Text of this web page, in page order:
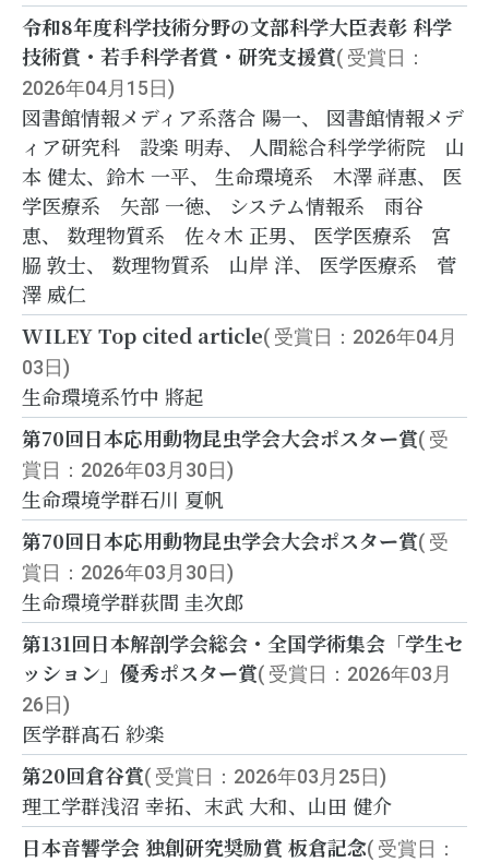
令和8年度科学技術分野の文部科学大臣表彰 科学
技術賞・若手科学者賞・研究支援賞( 受賞日：
2026年04月15日)
図書館情報メディア系落合 陽一、 図書館情報メデ
ィア研究科 設楽 明寿、 人間総合科学学術院 山
本 健太、鈴木 一平、 生命環境系 木澤 祥惠、 医
学医療系 矢部 一徳、 システム情報系 雨谷
恵、 数理物質系 佐々木 正男、 医学医療系 宮
𦚰 敦士、 数理物質系 山岸 洋、 医学医療系 菅
澤 威仁
WILEY Top cited article( 受賞日：2026年04月
03日)
生命環境系竹中 將起
第70回日本応用動物昆虫学会大会ポスター賞( 受
賞日：2026年03月30日)
生命環境学群石川 夏帆
第70回日本応用動物昆虫学会大会ポスター賞( 受
賞日：2026年03月30日)
生命環境学群荻間 圭次郎
第131回日本解剖学会総会・全国学術集会「学生セ
ッション」優秀ポスター賞( 受賞日：2026年03月
26日)
医学群髙石 紗楽
第20回倉谷賞( 受賞日：2026年03月25日)
理工学群浅沼 幸拓、末武 大和、山田 健介
日本音響学会 独創研究奨励賞 板倉記念( 受賞日：